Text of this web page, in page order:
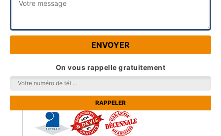
On vous rappelle gratuitement